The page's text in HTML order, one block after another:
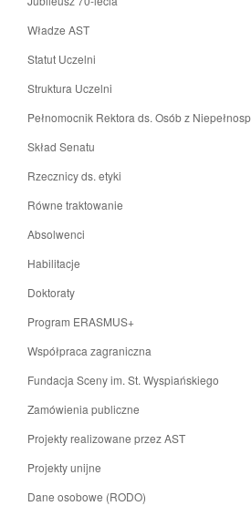
Władze AST
Statut Uczelni
Struktura Uczelni
Pełnomocnik Rektora ds. Osób z
Skład Senatu
Rzecznicy ds. etyki
Równe traktowanie
Absolwenci
Habilitacje
Doktoraty
Program ERASMUS+
Współpraca zagraniczna
Fundacja Sceny im. St. Wyspiańskiego
Zamówienia publiczne
Projekty realizowane przez AST
Projekty unijne
Dane osobowe (RODO)